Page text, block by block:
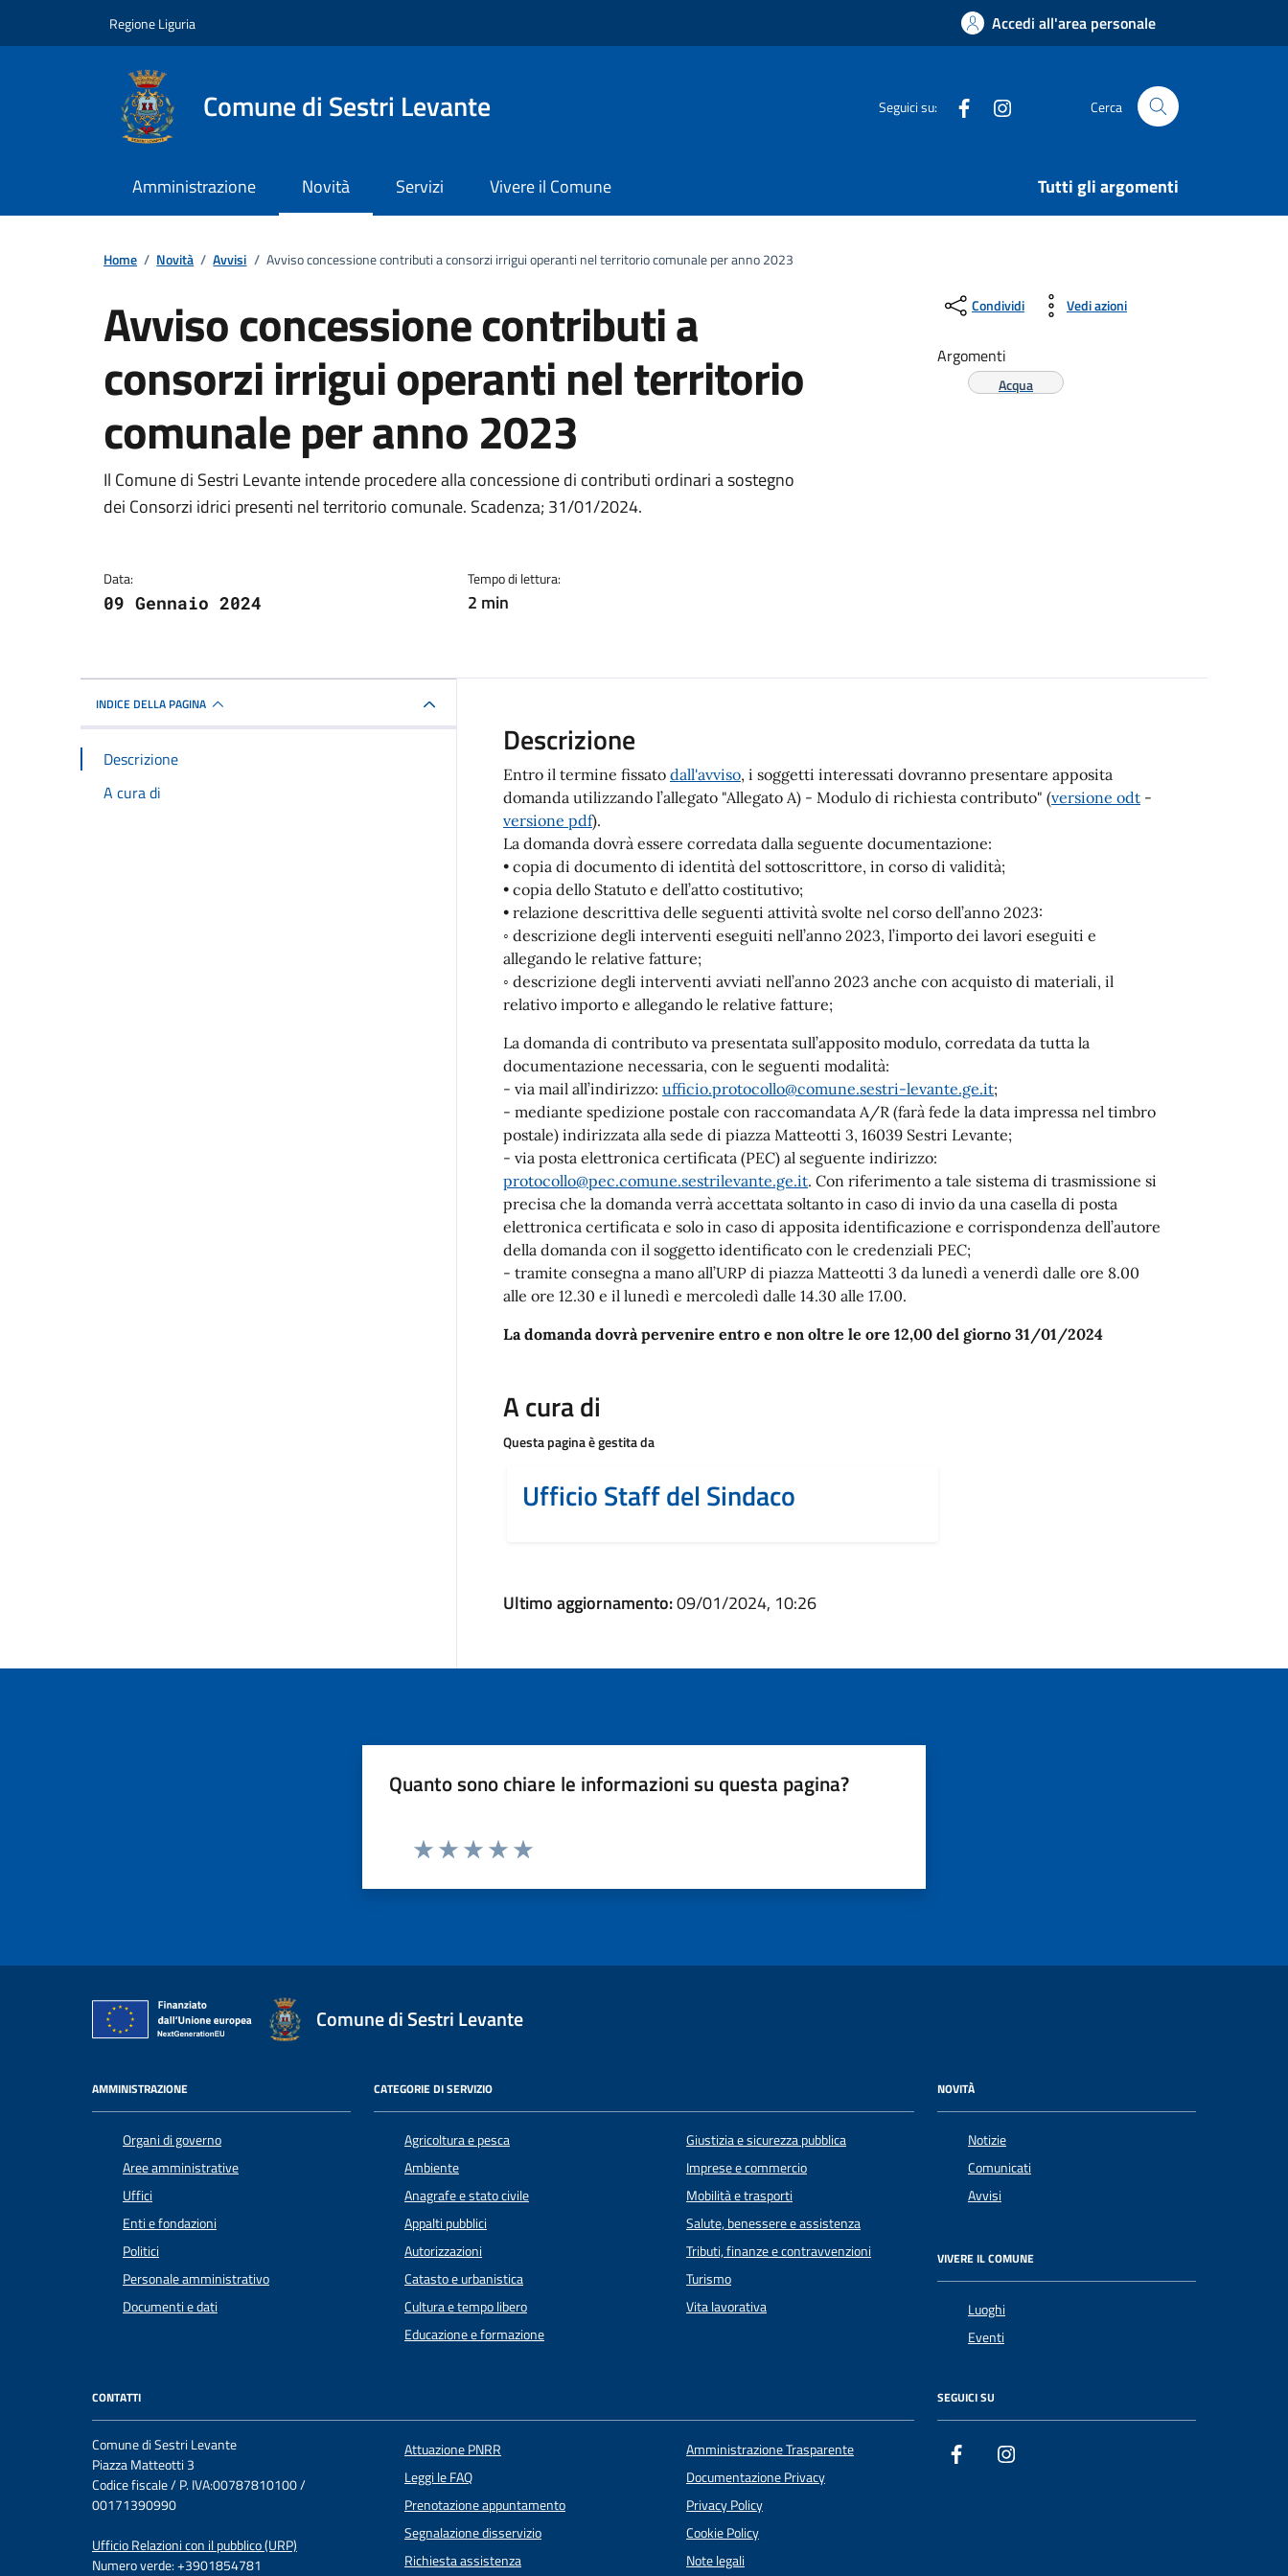
Regione Liguria Accedi all'area personale
Comune di Sestri Levante Seguici su: Facebook Cerca
Amministrazione Novità Servizi Vivere il Comune Tutti gli argomenti
Home / Novità / Avvisi / Avviso concessione contributi a consorzi irrigui operanti nel territorio comunale per anno 2023
Avviso concessione contributi a
consorzi irrigui operanti nel territorio
comunale per anno 2023
Dettagli della notizia
Il Comune di Sestri Levante intende procedere alla concessione di contributi ordinari a sostegno
dei Consorzi idrici presenti nel territorio comunale. Scadenza; 31/01/2024.
Data:
09 Gennaio 2024
Tempo di lettura:
2 min
Condividi Vedi azioni
Argomenti
Acqua
INDICE DELLA PAGINA
Descrizione
A cura di
Descrizione
Entro il termine fissato dall'avviso, i soggetti interessati dovranno presentare apposita
domanda utilizzando l’allegato "Allegato A) - Modulo di richiesta contributo" (versione odt -
versione pdf).
La domanda dovrà essere corredata dalla seguente documentazione:
• copia di documento di identità del sottoscrittore, in corso di validità;
• copia dello Statuto e dell’atto costitutivo;
• relazione descrittiva delle seguenti attività svolte nel corso dell’anno 2023:
◦ descrizione degli interventi eseguiti nell’anno 2023, l’importo dei lavori eseguiti e
allegando le relative fatture;
◦ descrizione degli interventi avviati nell’anno 2023 anche con acquisto di materiali, il
relativo importo e allegando le relative fatture;
La domanda di contributo va presentata sull’apposito modulo, corredata da tutta la
documentazione necessaria, con le seguenti modalità:
- via mail all’indirizzo: ufficio.protocollo@comune.sestri-levante.ge.it;
- mediante spedizione postale con raccomandata A/R (farà fede la data impressa nel timbro
postale) indirizzata alla sede di piazza Matteotti 3, 16039 Sestri Levante;
- via posta elettronica certificata (PEC) al seguente indirizzo:
protocollo@pec.comune.sestrilevante.ge.it. Con riferimento a tale sistema di trasmissione si
precisa che la domanda verrà accettata soltanto in caso di invio da una casella di posta
elettronica certificata e solo in caso di apposita identificazione e corrispondenza dell’autore
della domanda con il soggetto identificato con le credenziali PEC;
- tramite consegna a mano all’URP di piazza Matteotti 3 da lunedì a venerdì dalle ore 8.00
alle ore 12.30 e il lunedì e mercoledì dalle 14.30 alle 17.00.
La domanda dovrà pervenire entro e non oltre le ore 12,00 del giorno 31/01/2024
A cura di
Questa pagina è gestita da
Ufficio Staff del Sindaco
Ultimo aggiornamento:09/01/2024, 10:26
Quanto sono chiare le informazioni su questa pagina?
Comune di Sestri Levante
AMMINISTRAZIONE
Organi di governo
Aree amministrative
Uffici
Enti e fondazioni
Politici
Personale amministrativo
Documenti e dati
CATEGORIE DI SERVIZIO
Agricoltura e pesca
Ambiente
Anagrafe e stato civile
Appalti pubblici
Autorizzazioni
Catasto e urbanistica
Cultura e tempo libero
Educazione e formazione
Giustizia e sicurezza pubblica
Imprese e commercio
Mobilità e trasporti
Salute, benessere e assistenza
Tributi, finanze e contravvenzioni
Turismo
Vita lavorativa
NOVITÀ
Notizie
Comunicati
Avvisi
VIVERE IL COMUNE
Luoghi
Eventi
CONTATTI
Comune di Sestri Levante
Piazza Matteotti 3
Codice fiscale / P. IVA:00787810100 /
00171390990
Ufficio Relazioni con il pubblico (URP)
Numero verde: +3901854781
Attuazione PNRR
Leggi le FAQ
Prenotazione appuntamento
Segnalazione disservizio
Richiesta assistenza
Amministrazione Trasparente
Documentazione Privacy
Privacy Policy
Cookie Policy
Note legali
SEGUICI SU
Facebook